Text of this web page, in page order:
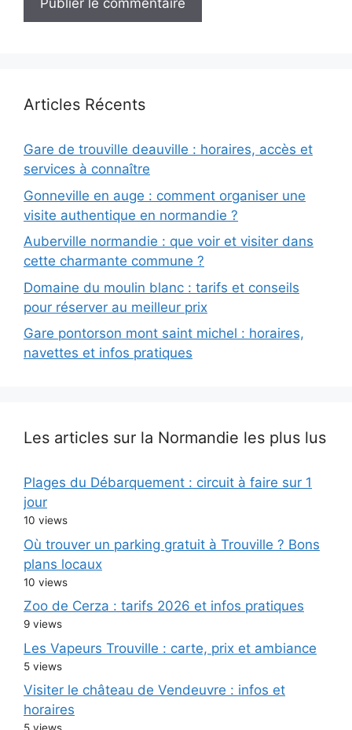
Articles Récents
Gare de trouville deauville : horaires, accès et
services à connaître
Gonneville en auge : comment organiser une
visite authentique en normandie ?
Auberville normandie : que voir et visiter dans
cette charmante commune ?
Domaine du moulin blanc : tarifs et conseils
pour réserver au meilleur prix
Gare pontorson mont saint michel : horaires,
navettes et infos pratiques
Les articles sur la Normandie les plus lus
Plages du Débarquement : circuit à faire sur 1
jour
10 views
Où trouver un parking gratuit à Trouville ? Bons
plans locaux
10 views
Zoo de Cerza : tarifs 2026 et infos pratiques
9 views
Les Vapeurs Trouville : carte, prix et ambiance
5 views
Visiter le château de Vendeuvre : infos et
horaires